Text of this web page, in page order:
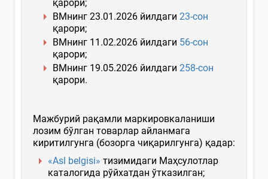
қарори;
ВМнинг 23.01.2026 йилдаги 23-сон
қарори;
ВМнинг 11.02.2026 йилдаги 56-сон
қарори;
ВМнинг 19.05.2026 йилдаги 258-сон
қарори.
Мажбурий рақамли маркировкаланиши
лозим бўлган товарлар айланмага
киритилгунга (бозорга чиқарилгунга) қадар:
«Asl belgisi» тизимидаги Маҳсулотлар
каталогида рўйхатдан ўтказилган;